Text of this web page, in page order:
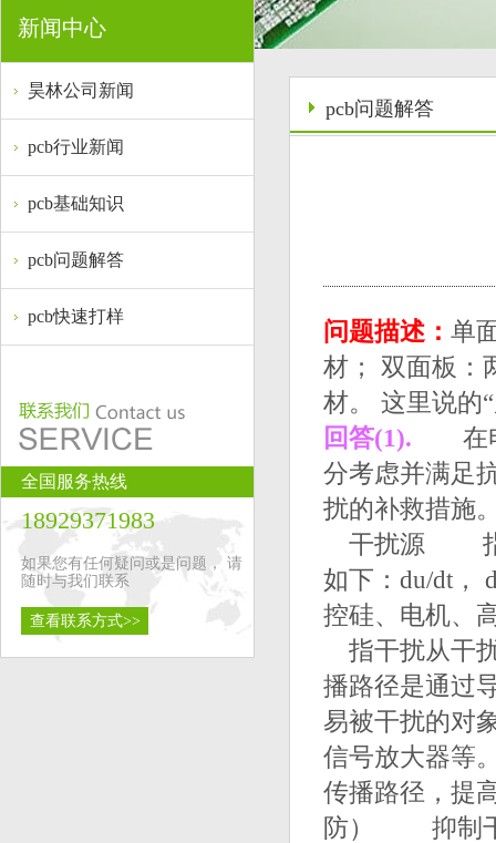
新闻中心
昊林公司新闻
pcb行业新闻
pcb基础知识
pcb问题解答
pcb快速打样
全国服务热线
18929371983
如果您有任何疑问或是问题， 请
随时与我们联系
查看联系方式>>
pcb问题解答
问题描述： 单
材； 双面板：
材。 这里说的
回答(1). 在电
分考虑并满足
扰的补救措
干扰源 指产
如下：du/dt，
控硅、电机
指干扰从干
播路径是通
易被干扰的对
信号放大器
传播路径，提
防） 抑制干